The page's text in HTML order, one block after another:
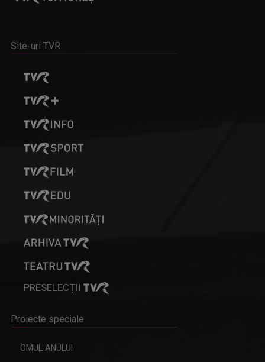
Site-uri TVR
PRESELECȚII
Proiecte speciale
OMUL ANULUI